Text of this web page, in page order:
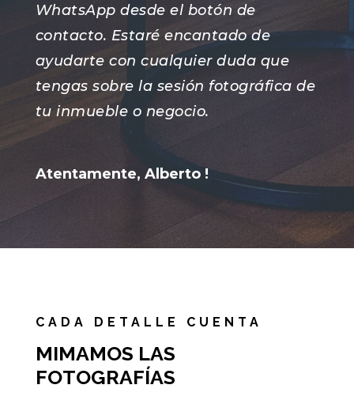
WhatsApp desde el botón de
contacto. Estaré encantado de
ayudarte con cualquier duda que
tengas sobre la sesión fotográfica de
tu inmueble o negocio.
Atentamente, Alberto !
CADA DETALLE CUENTA
MIMAMOS LAS
FOTOGRAFÍAS